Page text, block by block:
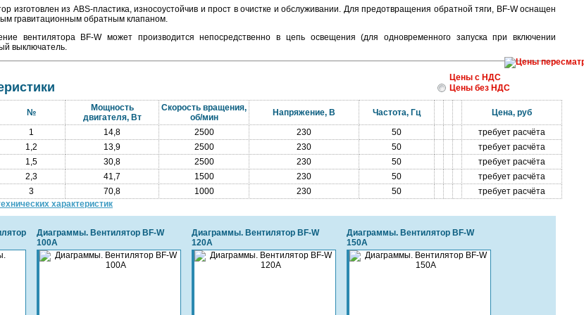
изготовлен из ABS-пластика, износоустойчив и прост в очистке и обслуживании. Для предотвращения обратной тяги, BF-W оснащен
гравитационным обратным клапаном.
вентилятора BF-W может производится непосредственно в цепь освещения (для одновременного запуска при включении
выключатель.
Цены с НДС
Цены без НДС
№
Мощность
двигателя, Вт
Скорость вращения,
об/мин
Напряжение, В Частота, Гц
Цена, руб
1 14,8 2500 230 50
требует расчёта
1,2 13,9 2500 230 50
требует расчёта
1,5 30,8 2500 230 50
требует расчёта
2,3 41,7 1500 230 50
требует расчёта
3 70,8 1000 230 50
требует расчёта
характеристик
Диаграммы. Вентилятор BF-W
100A
Диаграммы. Вентилятор BF-W
120A
Диаграммы. Вентилятор BF-W
150A